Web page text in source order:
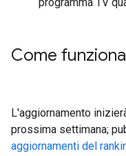
Come
L'aggiornamento
prossima settimana;
aggiornamenti del